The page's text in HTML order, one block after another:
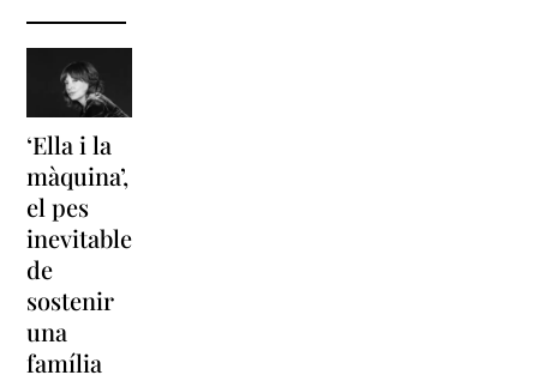
‘Ella i la
màquina’,
el pes
inevitable
de
sostenir
una
família